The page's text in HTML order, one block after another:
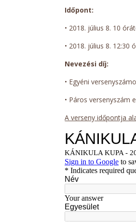
Időpont:
• 2018. július 8. 10
• 2018. július 8. 12:30
Nevezési díj:
• Egyéni
• Páros versenyszám
A verseny időpontja